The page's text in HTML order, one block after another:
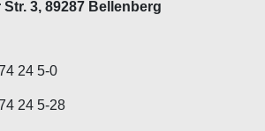
3, 89287 Bellenberg
24 5-0
24 5-28